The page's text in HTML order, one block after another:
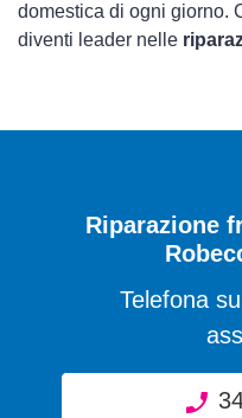
domestica di ogni giorno.
diventi leader nelle
Riparazione
Telefona